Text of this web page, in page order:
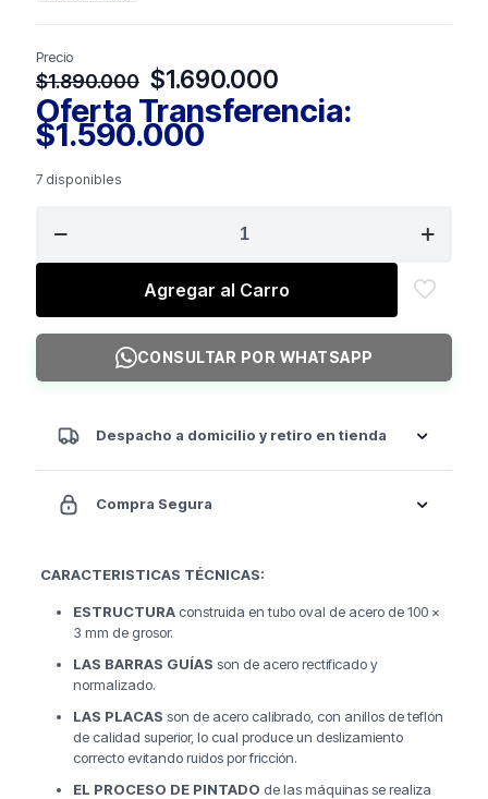
Precio
$1.890.000 El
precio
original
era:
$1.690.000
precio
actual
Oferta Transferencia:
$1.590.000
7 disponibles
Functional
cantidad
Agregar al Carro
CONSULTAR POR WHATSAPP
Despacho a domicilio y retiro en tienda
Compra Segura
CARACTERISTICAS TÉCNICAS:
ESTRUCTURAconstruida en tubo oval de acero de 100 x
3 mm de grosor.
LAS BARRAS GUÍAS son de acero rectificado y
normalizado.
LAS PLACAS son de acero calibrado, con anillos de teflón
de calidad superior, lo cual produce un deslizamiento
correcto evitando ruidos por fricción.
EL PROCESO DE PINTADO de las máquinas se realiza